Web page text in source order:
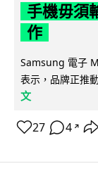
手機毋須
作
Samsung 電子
表示，品牌正推
文
27 4 ↗